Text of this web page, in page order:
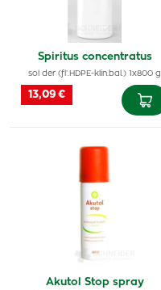
Spiritus concentratus
sol der (fľ.HDPE-klin.bal.) 1x800 g
13,09 €
Akutol Stop spray